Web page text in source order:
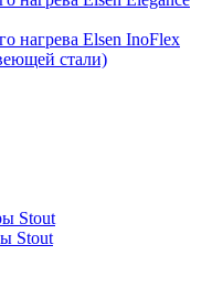
нагрева Elsen InoFlex
стали)
Stout
Stout